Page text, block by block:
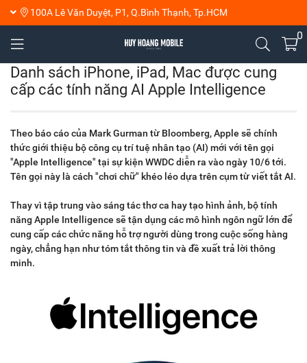
100A Lê Văn Duyệt, P1, Q.Bình Thạnh, Tp.HCM
0
Danh sách iPhone, iPad, Mac được cung
cấp các tính năng AI Apple Intelligence
Theo báo cáo của Mark Gurman từ Bloomberg, Apple sẽ chính
thức giới thiệu bộ công cụ trí tuệ nhân tạo (AI) mới với tên gọi
"Apple Intelligence" tại sự kiện WWDC diễn ra vào ngày 10/6 tới.
Tên gọi này là cách "chơi chữ" khéo léo dựa trên cụm từ viết tắt AI.
Thay vì tập trung vào sáng tác thơ ca hay tạo hình ảnh, bộ tính
năng Apple Intelligence sẽ tận dụng các mô hình ngôn ngữ lớn để
cung cấp các chức năng hỗ trợ người dùng trong cuộc sống hàng
ngày, chẳng hạn như tóm tắt thông tin và đề xuất trả lời thông
minh.